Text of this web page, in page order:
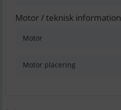
Motor / teknisk information
Motor
Motor placering